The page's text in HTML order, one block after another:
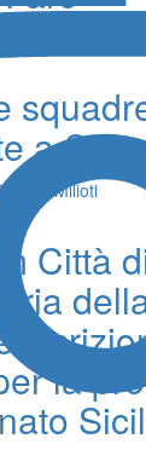
Milioti
a
Milioti
Città
la